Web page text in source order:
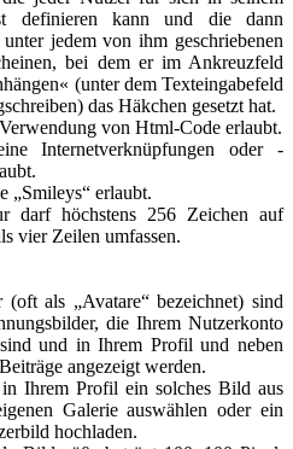
definieren kann und die dann
unter jedem von ihm geschriebenen
bei dem er im Ankreuzfeld
(unter dem Texteingabefeld
das Häkchen gesetzt hat.
von Html-Code erlaubt.
Internetverknüpfungen oder -
„Smileys“ erlaubt.
darf höchstens 256 Zeichen auf
vier Zeilen umfassen.
(oft als „Avatare“ bezeichnet) sind
die Ihrem Nutzerkonto
und in Ihrem Profil und neben
angezeigt werden.
Ihrem Profil ein solches Bild aus
Galerie auswählen oder ein
hochladen.